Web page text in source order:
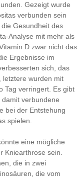
Gezeigt wurde
verbunden sein
Gesundheit des
Analyse mit mehr als
D zwar nicht das
Ergebnisse im
sich, das
letztere wurden mit
Tag verringert. Es gibt
verbundene
bei der Entstehung
spielen.
eine mögliche
Kniearthrose sein.
die in zwei
die vom